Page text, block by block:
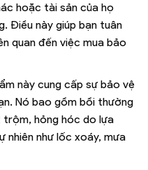
hoặc tài sản của họ
Điều này giúp bạn tuân
quan đến việc mua bảo
này cung cấp sự bảo vệ
Nó bao gồm bồi thường
hỏng hóc do lựa
nhiên như lốc xoáy, mưa